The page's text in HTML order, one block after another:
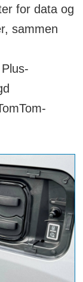
for data og
sammen